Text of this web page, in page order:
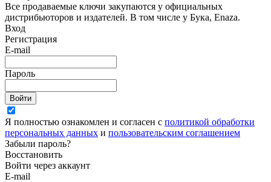
Все продаваемые ключи закупаются у официальных
дистрибьюторов и издателей. В том числе у Бука, Enaza.
Вход
Регистрация
E-mail
Пароль
Войти
Я полностью ознакомлен и согласен с политикой обработки
персональных данных и пользовательским соглашением
Забыли пароль?
Восстановить
Войти через аккаунт
E-mail